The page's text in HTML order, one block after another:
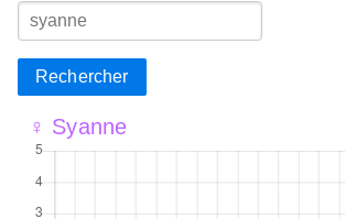
Rechercher
♀ Syanne